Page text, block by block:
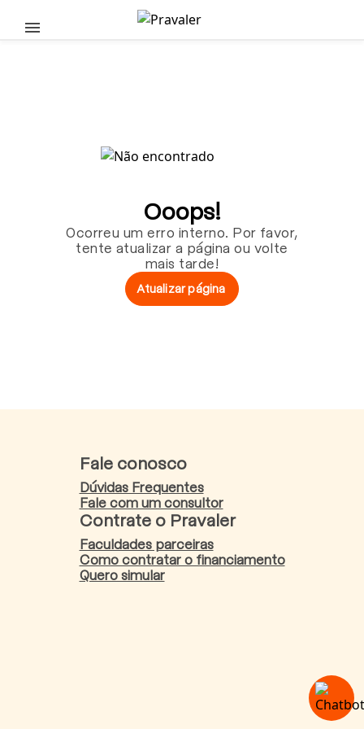
Pular para o conteúdo principal
Ooops!
Ocorreu um erro interno. Por favor,
tente atualizar a página ou volte
mais tarde!
Atualizar página
Fale conosco
Dúvidas Frequentes
Fale com um consultor
Contrate o Pravaler
Faculdades parceiras
Como contratar o financiamento
Quero simular